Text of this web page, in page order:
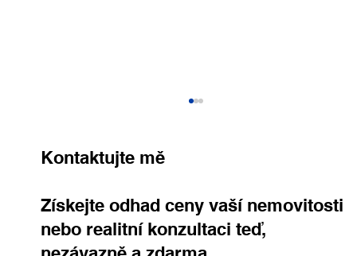
Kontaktujte mě
Získejte odhad ceny vaší nemovitosti
nebo realitní konzultaci teď,